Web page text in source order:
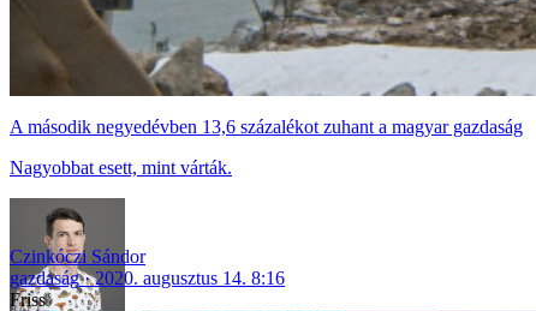
A második negyedévben 13,6 százalékot zuhant a magyar gazdaság
Nagyobbat esett, mint várták.
Czinkóczi Sándor
gazdaság
2020. augusztus 14. 8:16
Friss